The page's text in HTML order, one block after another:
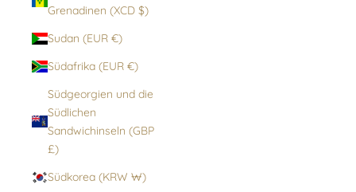
Grenadinen (XCD $)
Sudan (EUR €)
Südafrika (EUR €)
Südgeorgien und die
Südlichen
Sandwichinseln (GBP
£)
Südkorea (KRW ₩)